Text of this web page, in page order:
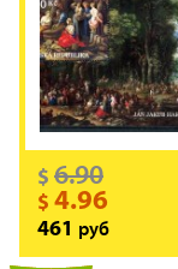
$ 6.90
$ 4.96
461 руб